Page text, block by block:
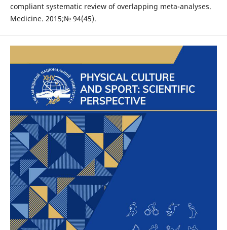
compliant systematic review of overlapping meta-analyses.
Medicine. 2015;№ 94(45).